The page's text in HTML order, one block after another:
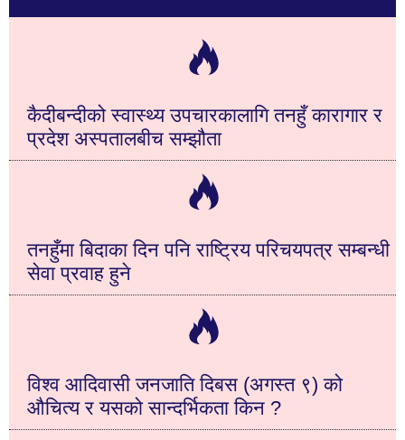
कैदीबन्दीको स्वास्थ्य उपचारकालागि तनहुँ कारागार र
प्रदेश अस्पतालबीच सम्झौता
तनहुँमा बिदाका दिन पनि राष्ट्रिय परिचयपत्र सम्बन्धी
सेवा प्रवाह हुने
विश्व आदिवासी जनजाति दिबस (अगस्त ९) को
औचित्य र यसको सान्दर्भिकता किन ?